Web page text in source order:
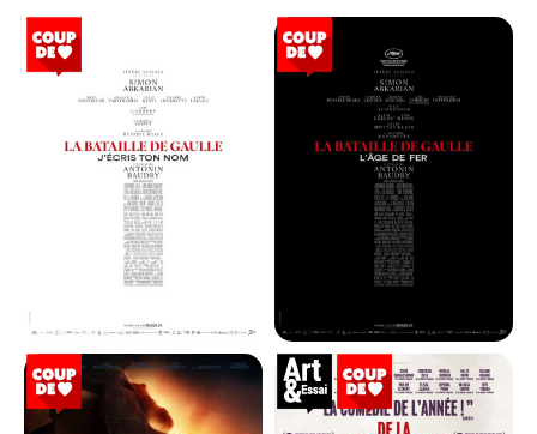
LA BATAILLE DE GAULLE - PARTIE
2...
Horaires et Infos
LA BATAILLE DE GAULLE - PARTIE
1...
Horaires et Infos